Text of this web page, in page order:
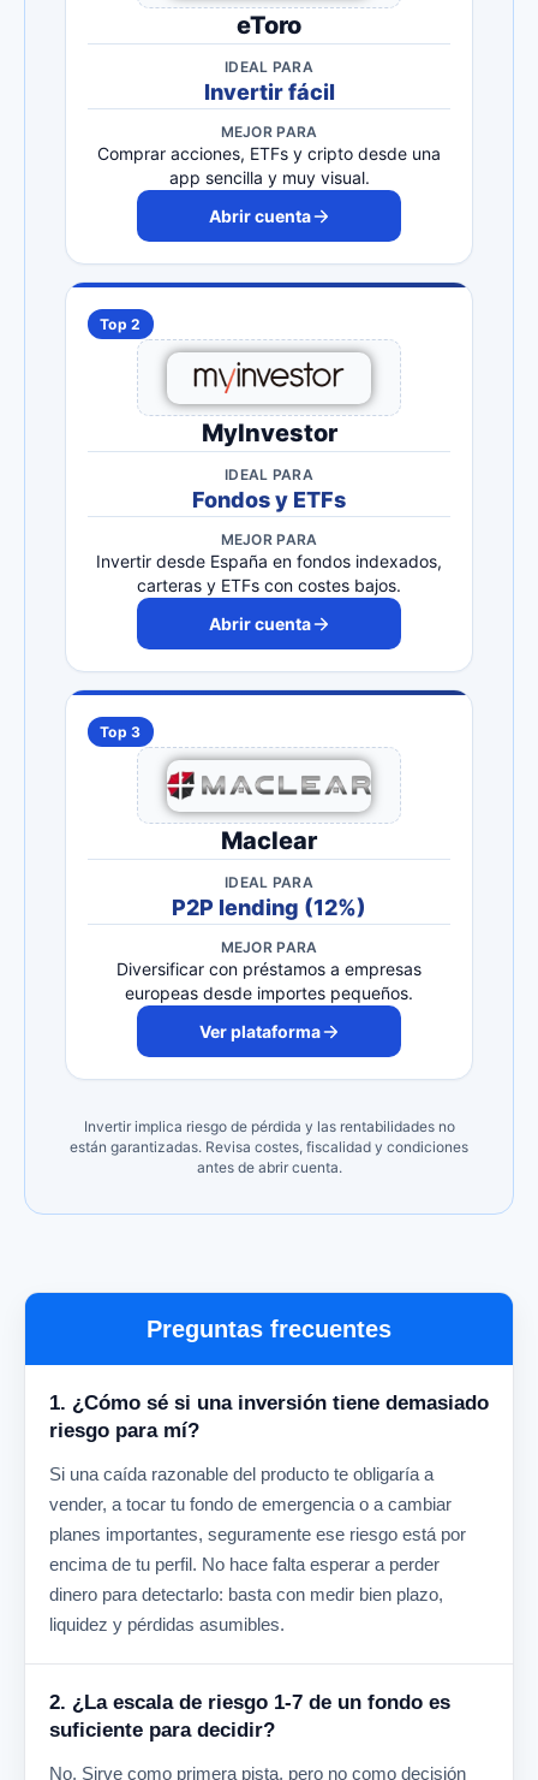
eToro
IDEAL PARA
Invertir fácil
MEJOR PARA
Comprar acciones, ETFs y cripto desde una
app sencilla y muy visual.
Abrir cuenta
Top 2
MyInvestor
IDEAL PARA
Fondos y ETFs
MEJOR PARA
Invertir desde España en fondos indexados,
carteras y ETFs con costes bajos.
Abrir cuenta
Top 3
Maclear
IDEAL PARA
P2P lending (12%)
MEJOR PARA
Diversificar con préstamos a empresas
europeas desde importes pequeños.
Ver plataforma
Invertir implica riesgo de pérdida y las rentabilidades no
están garantizadas. Revisa costes, fiscalidad y condiciones
antes de abrir cuenta.
Preguntas frecuentes
1. ¿Cómo sé si una inversión tiene demasiado
riesgo para mí?
Si una caída razonable del producto te obligaría a
vender, a tocar tu fondo de emergencia o a cambiar
planes importantes, seguramente ese riesgo está por
encima de tu perfil. No hace falta esperar a perder
dinero para detectarlo: basta con medir bien plazo,
liquidez y pérdidas asumibles.
2. ¿La escala de riesgo 1-7 de un fondo es
suficiente para decidir?
No. Sirve como primera pista, pero no como decisión